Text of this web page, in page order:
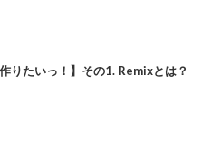
りたいっ！】その1. Remixとは？